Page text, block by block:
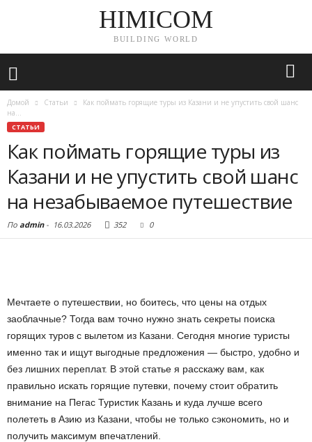
HIMICOM
BUILDING WORLD
Домой Статьи
Как поймать горящие туры из Казани и не упустить свой шанс
на...
СТАТЬИ
Как поймать горящие туры из
Казани и не упустить свой шанс
на незабываемое путешествие
По admin- 16.03.2026 352 0
Мечтаете о путешествии, но боитесь, что цены на отдых
заоблачные? Тогда вам точно нужно знать секреты поиска
горящих туров с вылетом из Казани. Сегодня многие туристы
именно так и ищут выгодные предложения — быстро, удобно и
без лишних переплат. В этой статье я расскажу вам, как
правильно искать горящие путевки, почему стоит обратить
внимание на Пегас Туристик Казань и куда лучше всего
полететь в Азию из Казани, чтобы не только сэкономить, но и
получить максимум впечатлений.